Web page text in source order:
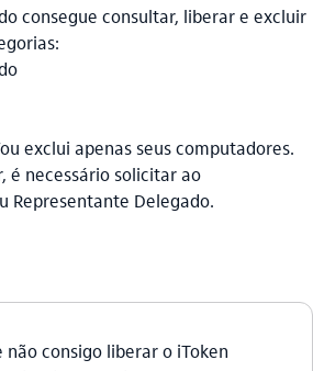
consegue consultar, liberar e excluir
exclui apenas seus computadores.
é necessário solicitar ao
Representante Delegado.
não consigo liberar o iToken